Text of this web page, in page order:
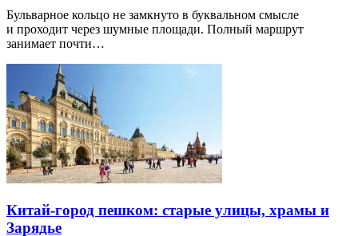
Бульварное кольцо не замкнуто в буквальном смысле
и проходит через шумные площади. Полный маршрут
занимает почти…
Китай-город пешком: старые улицы, храмы и
Зарядье